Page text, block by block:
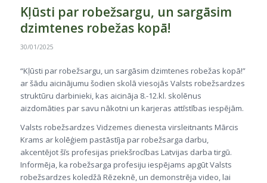
Kļūsti par robežsargu, un sargāsim
dzimtenes robežas kopā!
30/01/2025
“Kļūsti par robežsargu, un sargāsim dzimtenes robežas kopā!”
ar šādu aicinājumu šodien skolā viesojās Valsts robežsardzes
struktūru darbinieki, kas aicināja 8.-12.kl. skolēnus
aizdomāties par savu nākotni un karjeras attīstības iespējām.
Valsts robežsardzes Vidzemes dienesta virsleitnants Mārcis
Krams ar kolēģiem pastāstīja par robežsarga darbu,
akcentējot šīs profesijas priekšrocības Latvijas darba tirgū.
Informēja, ka robežsarga profesiju iespējams apgūt Valsts
robežsardzes koledžā Rēzeknē, un demonstrēja video, lai